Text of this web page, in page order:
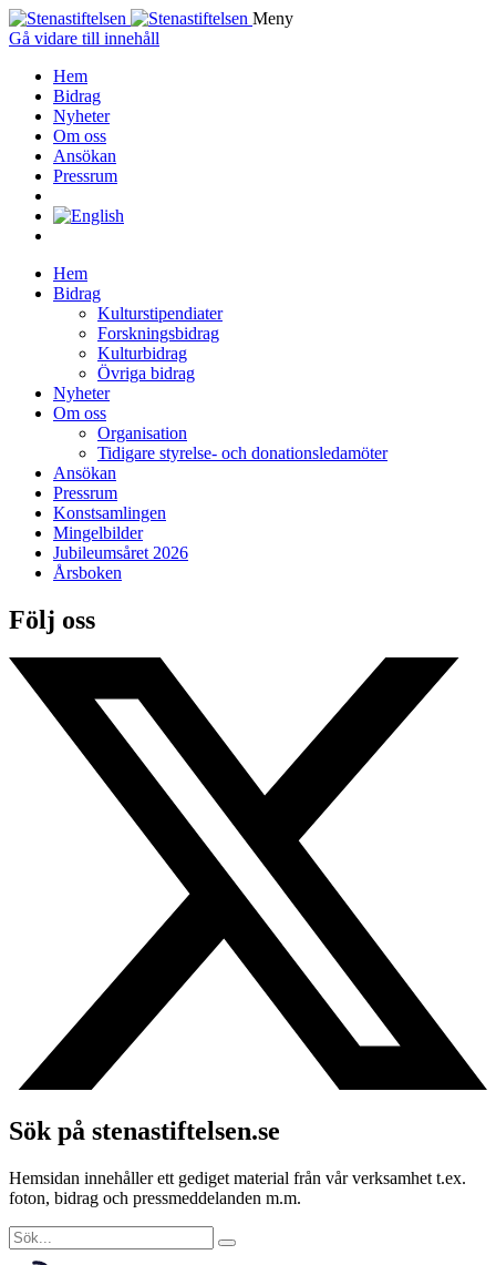
Meny
Gå vidare till innehåll
Hem
Bidrag
Nyheter
Om oss
Ansökan
Pressrum
Hem
Bidrag
Kulturstipendiater
Forskningsbidrag
Kulturbidrag
Övriga bidrag
Nyheter
Om oss
Organisation
Tidigare styrelse- och donationsledamöter
Ansökan
Pressrum
Konstsamlingen
Mingelbilder
Jubileumsåret 2026
Årsboken
Följ oss
Sök på stenastiftelsen.se
Hemsidan innehåller ett gediget material från vår verksamhet t.ex.
foton, bidrag och pressmeddelanden m.m.